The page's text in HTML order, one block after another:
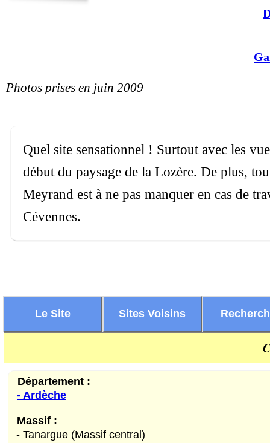
Photos prises en juin 2009
Quel site sensationnel ! Surtout avec les
début du paysage de la Lozère. De plus,
Meyrand est à ne pas manquer en cas de
Cévennes.
Le Site Sites Voisins
Département :
- Ardèche
Massif :
- Tanargue (Massif central)